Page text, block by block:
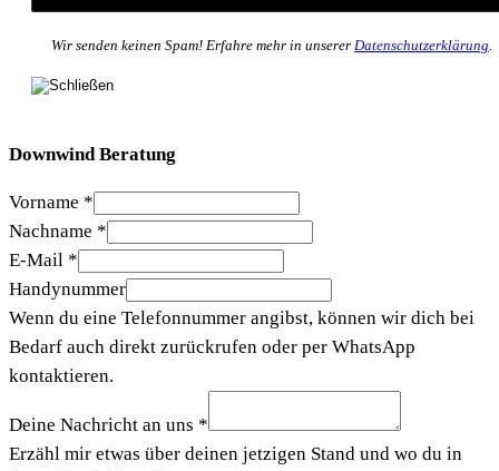
Wir senden keinen Spam! Erfahre mehr in unserer Datenschutzerklärung.
Downwind Beratung
Vorname *
Nachname *
E-Mail *
Handynummer
Wenn du eine Telefonnummer angibst, können wir dich bei
Bedarf auch direkt zurückrufen oder per WhatsApp
kontaktieren.
Deine Nachricht an uns *
Erzähl mir etwas über deinen jetzigen Stand und wo du in